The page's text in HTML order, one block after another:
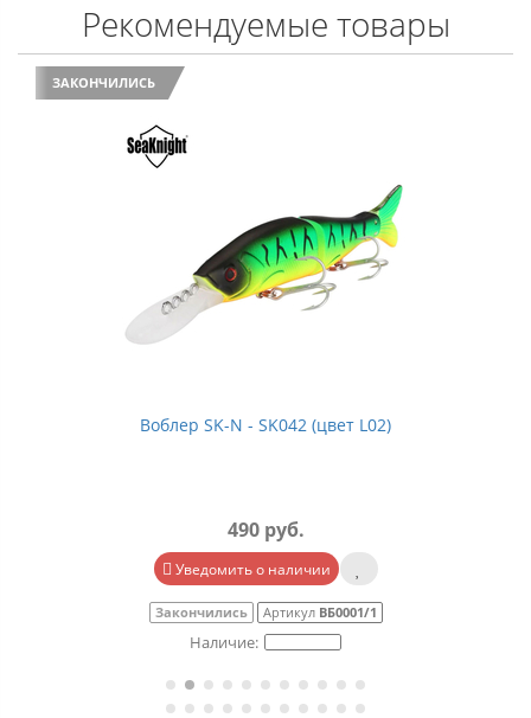
Рекомендуемые товары
ЗАКОНЧИЛИСЬ
Воблер SK-N - SK042 (цвет L02)
490 руб.
Уведомить о наличии
Закончились Артикул ВБ0001/1